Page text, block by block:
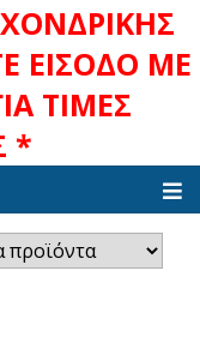
ΕΙΣΟΔΟ ΜΕ
ΤΙΜΕΣ
*